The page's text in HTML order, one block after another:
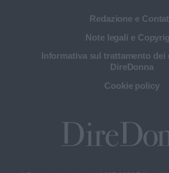
Redazione e
Note legali e
Informativa sul trattamento dei
DireDonna
Cookie policy